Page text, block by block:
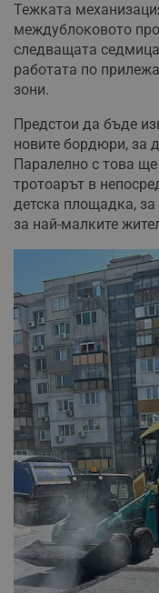
Тежката
междублоковото
следващата
работата по
зони.
Предстои да бъде
новите бордюри, за
Паралелно с това
тротоарът в
детска площадка, за
за най-малките